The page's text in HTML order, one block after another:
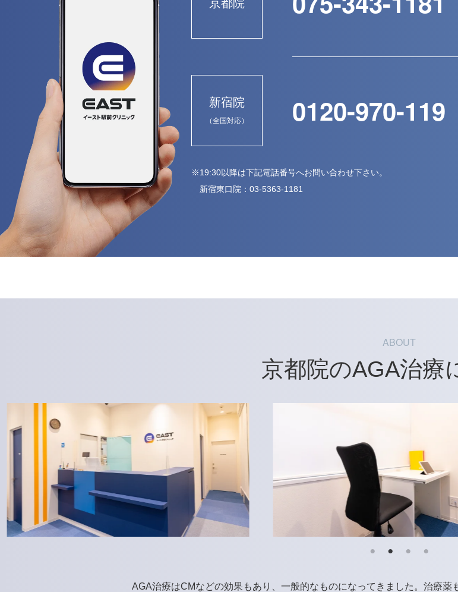
京都院
新宿院
（全国対応） 0120-970-119
※19:30以降は下記電話番号へお問い合わせ下さい。
新宿東口院： 03-5363-1181
ABOUT
京都院のAGA治療
AGA治療はCMなどの効果もあり、一般的なものになってきました。治療